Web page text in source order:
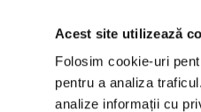
Acest site utilizează
Folosim cookie-uri
pentru a analiza
analize informații cu
Cele mai căutate cărți
Blog Printre Carti
Cărţi sub 5 lei